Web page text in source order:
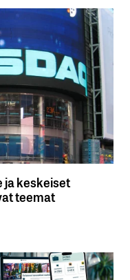
ja keskeiset
teemat